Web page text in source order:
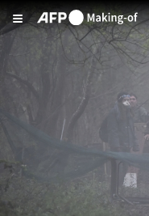
Aller au contenu principal